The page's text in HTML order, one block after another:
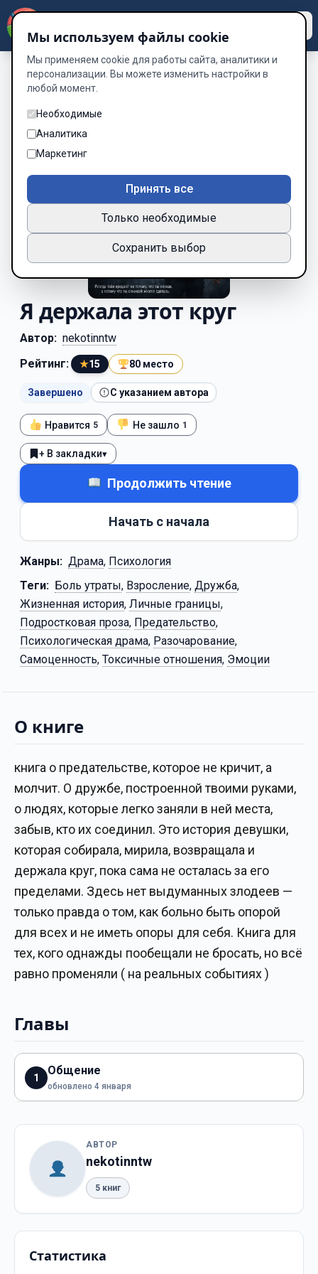
Я держала этот круг
Автор: nekotinntw
Рейтинг:
★15 80 место
Завершено С указанием автора
Нравится 5 Не зашло 1
+ В закладки▾
Продолжить чтение
Начать с начала
Жанры: Драма, Психология
Теги: Боль утраты, Взросление, Дружба,
Жизненная история, Личные границы,
Подростковая проза, Предательство,
Психологическая драма, Разочарование,
Самоценность, Токсичные отношения, Эмоции
О книге
книга о предательстве, которое не кричит, а
молчит. О дружбе, построенной твоими руками,
о людях, которые легко заняли в ней места,
забыв, кто их соединил. Это история девушки,
которая собирала, мирила, возвращала и
держала круг, пока сама не осталась за его
пределами. Здесь нет выдуманных злодеев —
только правда о том, как больно быть опорой
для всех и не иметь опоры для себя. Книга для
тех, кого однажды пообещали не бросать, но всё
равно променяли ( на реальных событиях )
Главы
1
Общение
обновлено 4 января
АВТОР
nekotinntw
5 книг
Статистика
Мы используем файлы cookie
Мы применяем cookie для работы сайта, аналитики и
персонализации. Вы можете изменить настройки в
любой момент.
Необходимые
Аналитика
Маркетинг
Принять все
Только необходимые
Сохранить выбор